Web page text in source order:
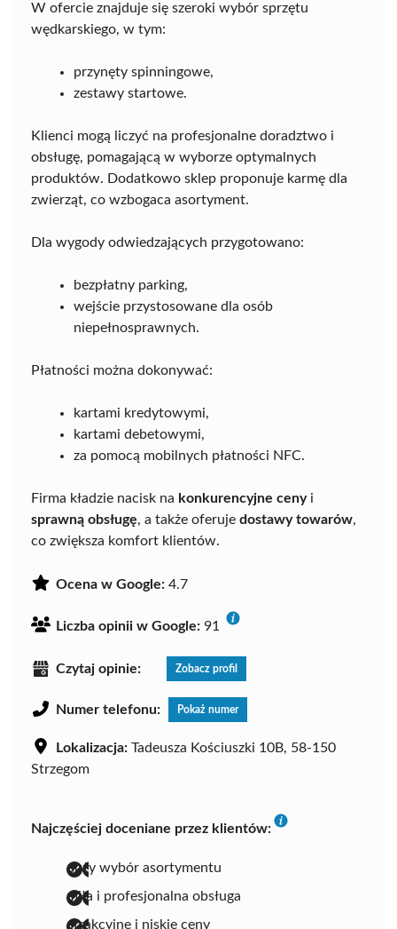
W ofercie znajduje się szeroki wybór sprzętu
wędkarskiego, w tym:
przynęty spinningowe,
zestawy startowe.
Klienci mogą liczyć na profesjonalne doradztwo i
obsługę, pomagającą w wyborze optymalnych
produktów. Dodatkowo sklep proponuje karmę dla
zwierząt, co wzbogaca asortyment.
Dla wygody odwiedzających przygotowano:
bezpłatny parking,
wejście przystosowane dla osób
niepełnosprawnych.
Płatności można dokonywać:
kartami kredytowymi,
kartami debetowymi,
za pomocą mobilnych płatności NFC.
Firma kładzie nacisk na konkurencyjne cenyi
sprawną obsługę, a także oferuje dostawy towarów,
co zwiększa komfort klientów.
Ocena w Google: 4.7
Liczba opinii w Google: 91
Czytaj opinie: Zobacz profil
Numer telefonu: Pokaż numer
Lokalizacja: Tadeusza Kościuszki 10B, 58-150
Strzegom
Najczęściej doceniane przez klientów:
duży wybór asortymentu
miła i profesjonalna obsługa
atrakcyjne i niskie ceny